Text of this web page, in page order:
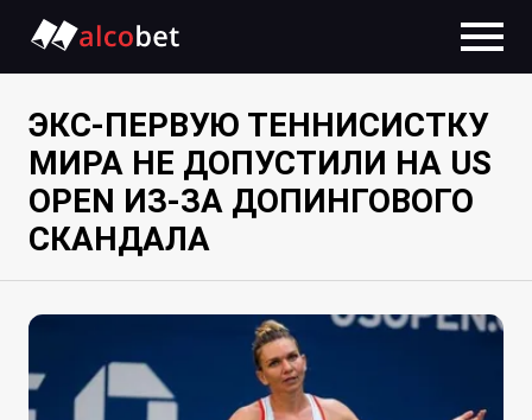
ЭКС-ПЕРВУЮ ТЕННИСИСТКУ
МИРА НЕ ДОПУСТИЛИ НА US
OPEN ИЗ-ЗА ДОПИНГОВОГО
СКАНДАЛА